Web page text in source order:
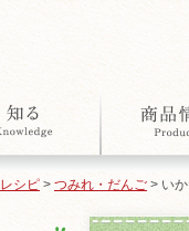
レシピ > つみれ・だんご > い